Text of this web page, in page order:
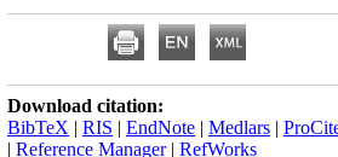
Download citation:
BibTeX | RIS | EndNote | Medlars |
| Reference Manager| RefWorks